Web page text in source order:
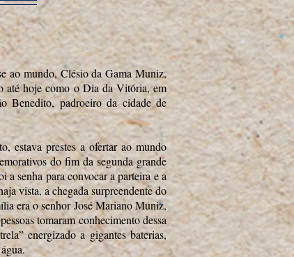
ao mundo, Clésio da Gama Muniz,
até hoje como o Dia da Vitória, em
Benedito, padroeiro da cidade de
estava prestes a ofertar ao mundo
do fim da segunda grande
a senha para convocar a parteira e a
vista, a chegada surpreendente do
era o senhor José Mariano Muniz,
tomaram conhecimento dessa
energizado a gigantes baterias,